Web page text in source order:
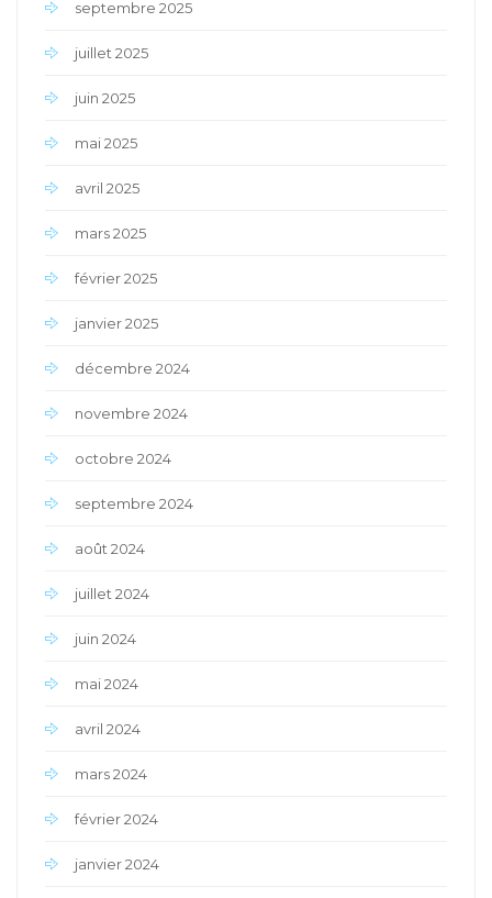
septembre 2025
juillet 2025
juin 2025
mai 2025
avril 2025
mars 2025
février 2025
janvier 2025
décembre 2024
novembre 2024
octobre 2024
septembre 2024
août 2024
juillet 2024
juin 2024
mai 2024
avril 2024
mars 2024
février 2024
janvier 2024